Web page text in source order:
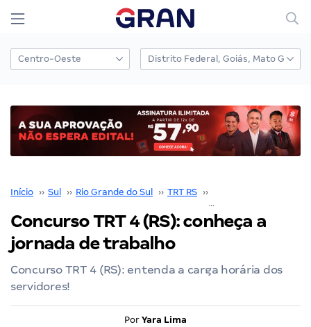
Início ›› Sul ›› Rio Grande do Sul ›› TRT RS ››
Concurso TRT 4 (RS): conheça a
jornada de trabalho
Concurso TRT 4 (RS): entenda a carga horária dos
servidores!
Por Yara Lima